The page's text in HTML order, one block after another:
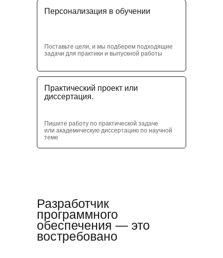
Персонализация в обучении
Поставьте цели, и мы подберем подходящие
задачи для практики и выпускной работы
Практический проект или
диссертация.
Пишите работу по практической задаче
или академическую диссертацию по научной
теме
Разработчик
программного
обеспечения — это
востребовано